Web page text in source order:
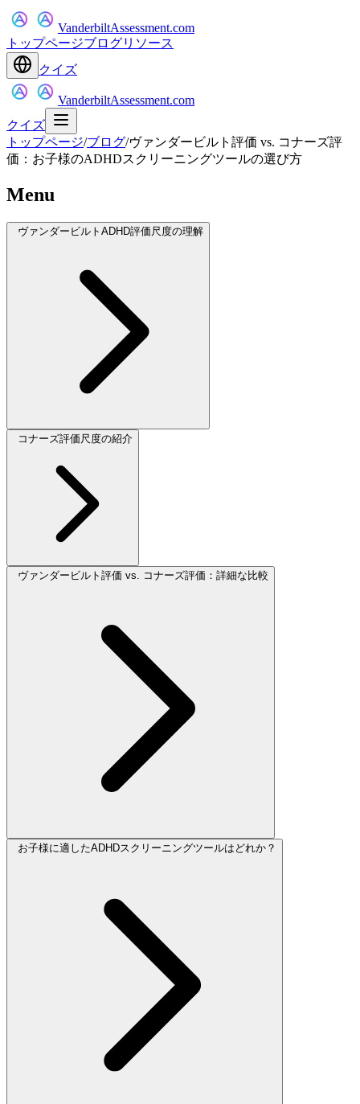
VanderbiltAssessment.com
トップページブログリソース
クイズ
VanderbiltAssessment.com
クイズ
トップページ/ブログ/ヴァンダービルト評価 vs. コナーズ評
価：お子様のADHDスクリーニングツールの選び方
Menu
ヴァンダービルトADHD評価尺度の理解
コナーズ評価尺度の紹介
ヴァンダービルト評価 vs. コナーズ評価：詳細な比較
お子様に適したADHDスクリーニングツールはどれか？